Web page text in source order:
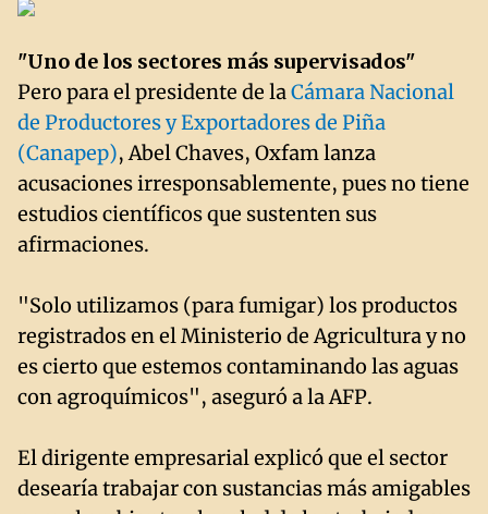
"Uno de los sectores más supervisados"
Pero para el presidente de laCámara Nacional
de Productores y Exportadores de Piña
(Canapep), Abel Chaves, Oxfam lanza
acusaciones irresponsablemente, pues no tiene
estudios científicos que sustenten sus
afirmaciones.
"Solo utilizamos (para fumigar) los productos
registrados en el Ministerio de Agricultura y no
es cierto que estemos contaminando las aguas
con agroquímicos", aseguró a la AFP.
El dirigente empresarial explicó que el sector
desearía trabajar con sustancias más amigables